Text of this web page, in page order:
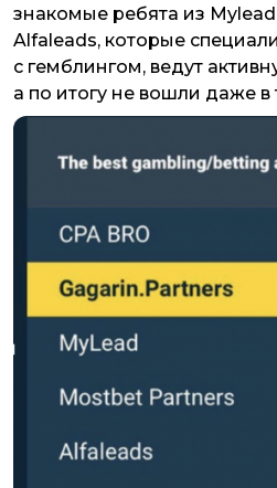
знакомые ребята из
Alfaleads, которые
с гемблингом, ведут
а по итогу не вошли даже в